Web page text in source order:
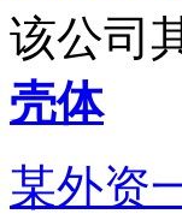
该公司
壳体
某外资